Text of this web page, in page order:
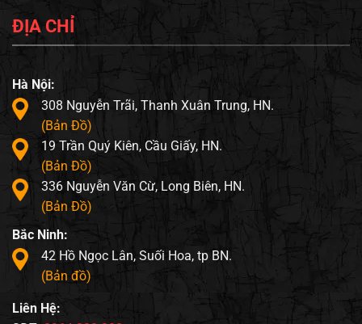
ĐỊA CHỈ
Hà Nội:
308 Nguyễn Trãi, Thanh Xuân Trung, HN.
(Bản Đồ)
19 Trần Quý Kiên, Cầu Giấy, HN.
(Bản Đồ)
336 Nguyễn Văn Cừ, Long Biên, HN.
(Bản Đồ)
Bắc Ninh:
42 Hồ Ngọc Lân, Suối Hoa, tp BN.
(Bản đồ)
Liên Hệ: